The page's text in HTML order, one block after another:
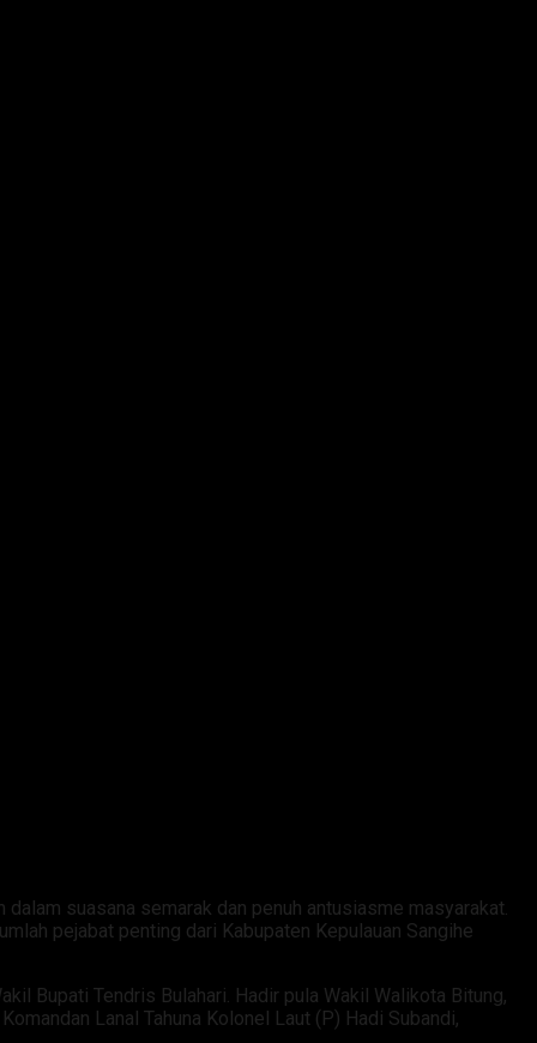
suasana semarak dan penuh antusiasme masyarakat.
pejabat penting dari Kabupaten Kepulauan Sangihe
Bupati Tendris Bulahari. Hadir pula Wakil Walikota Bitung,
Lanal Tahuna Kolonel Laut (P) Hadi Subandi,